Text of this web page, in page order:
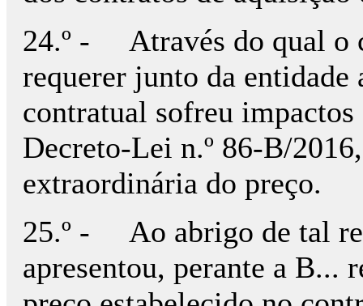
24.º - Através do qual o
requerer junto da
contratual sofreu
Decreto-Lei n.º 86-B/
extraordinária do preço.
25.º - Ao abrigo de tal
apresentou, perante a B...